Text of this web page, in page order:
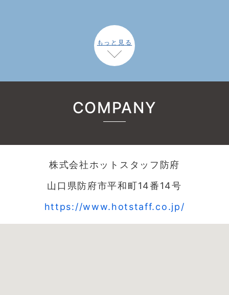
もっと見る
COMPANY
株式会社ホットスタッフ防府
山口県防府市平和町14番14号
https://www.hotstaff.co.jp/